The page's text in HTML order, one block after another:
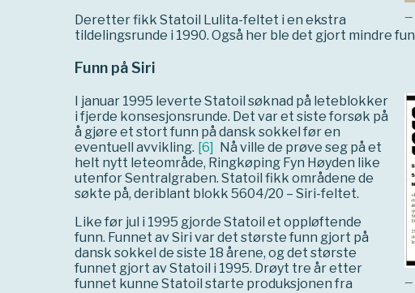
—
Deretter fikk Statoil Lulita-feltet i en ekstra
tildelingsrunde i 1990. Også her ble det gjort mindre
Funn på Siri
—
I januar 1995 leverte Statoil søknad på leteblokker
i fjerde konsesjonsrunde. Det var et siste forsøk på
å gjøre et stort funn på dansk sokkel før en
eventuell avvikling. [6] Nå ville de prøve seg på et
helt nytt leteområde, Ringkøping Fyn Høyden like
utenfor Sentralgraben. Statoil fikk områdene de
søkte på, deriblant blokk 5604/20 – Siri-feltet.
Like før jul i 1995 gjorde Statoil et oppløftende
funn. Funnet av Siri var det største funn gjort på
dansk sokkel de siste 18 årene, og det største
funnet gjort av Statoil i 1995. Drøyt tre år etter
funnet kunne Statoil starte produksjonen fra